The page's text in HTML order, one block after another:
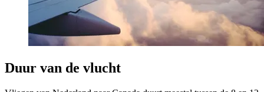
Duur van de vlucht